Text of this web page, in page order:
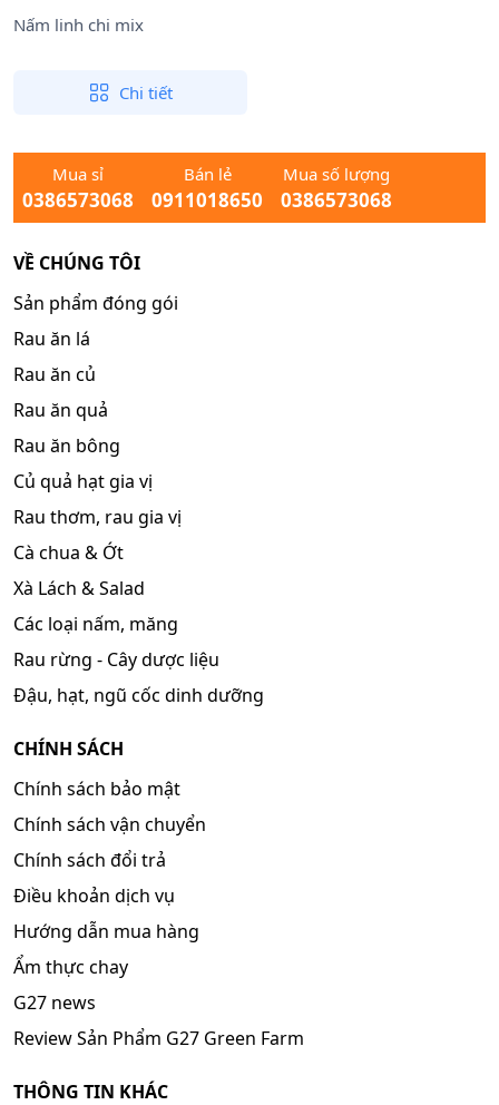
Nấm linh chi mix
Chi tiết
Mua sỉ
0386573068
Bán lẻ
0911018650
Mua số lượng
0386573068
VỀ CHÚNG TÔI
Sản phẩm đóng gói
Rau ăn lá
Rau ăn củ
Rau ăn quả
Rau ăn bông
Củ quả hạt gia vị
Rau thơm, rau gia vị
Cà chua & Ớt
Xà Lách & Salad
Các loại nấm, măng
Rau rừng - Cây dược liệu
Đậu, hạt, ngũ cốc dinh dưỡng
CHÍNH SÁCH
Chính sách bảo mật
Chính sách vận chuyển
Chính sách đổi trả
Điều khoản dịch vụ
Hướng dẫn mua hàng
Ẩm thực chay
G27 news
Review Sản Phẩm G27 Green Farm
THÔNG TIN KHÁC